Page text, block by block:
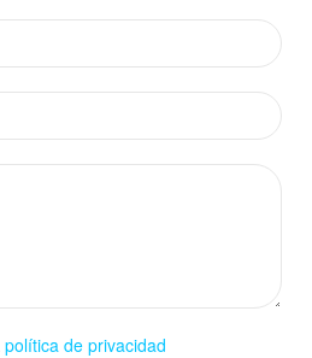
política de privacidad